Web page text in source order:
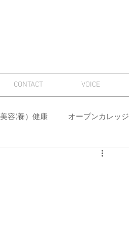
CONTACT VOICE
美容(養）健康 オープンカレッジ